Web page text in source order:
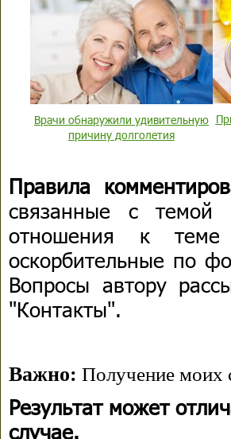
Врачи обнаружили удивительную
причину долголетия
Правила
связанные с
отношения к
оскорбительные по
Вопросы автору
"Контакты".
Важно: Получение моих
Результат может
случае.